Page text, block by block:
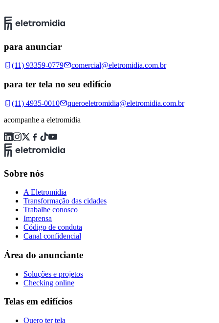
para anunciar
(11) 93359-0779 comercial@eletromidia.com.br
para ter tela no seu edifício
(11) 4935-0010
queroeletromidia@eletromidia.com.br
acompanhe a eletromidia
Sobre nós
A Eletromidia
Transformação das cidades
Trabalhe conosco
Imprensa
Código de conduta
Canal confidencial
Área do anunciante
Soluções e projetos
Checking online
Telas em edifícios
Quero ter tela